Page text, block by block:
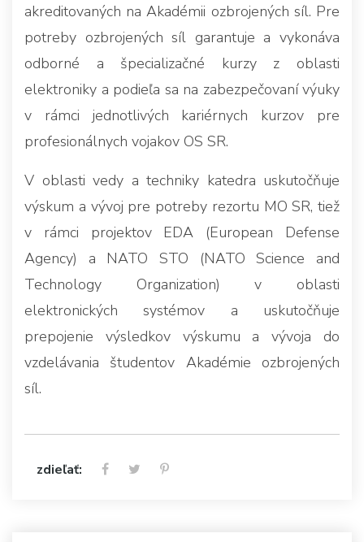
akreditovaných na Akadémii ozbrojených síl. Pre
potreby ozbrojených síl garantuje a vykonáva
odborné a špecializačné kurzy z oblasti
elektroniky a podieľa sa na zabezpečovaní výuky
v rámci jednotlivých kariérnych kurzov pre
profesionálnych vojakov OS SR.
V oblasti vedy a techniky katedra uskutočňuje
výskum a vývoj pre potreby rezortu MO SR, tiež
v rámci projektov EDA (European Defense
Agency) a NATO STO (NATO Science and
Technology Organization) v oblasti
elektronických systémov a uskutočňuje
prepojenie výsledkov výskumu a vývoja do
vzdelávania študentov Akadémie ozbrojených
síl.
zdieľať: